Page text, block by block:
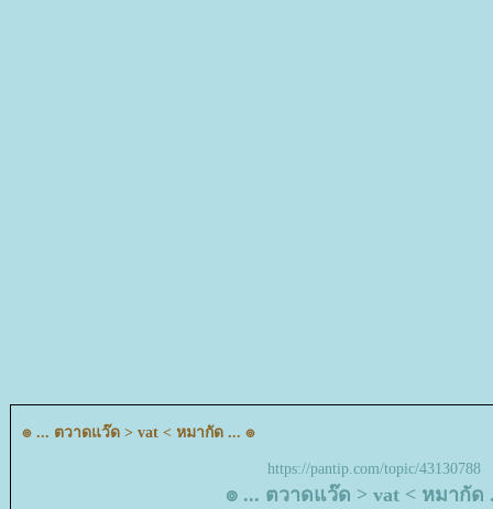
๏ ... ตวาดแว๊ด > vat < หมากัด ... ๏
https://pantip.com/topic/43130788
๏ ... ตวาดแว๊ด > vat < หมากัด